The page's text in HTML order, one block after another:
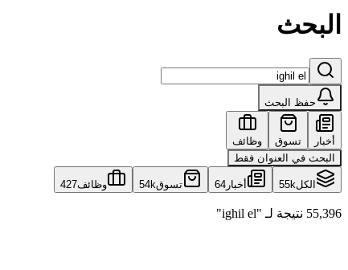
البحث
حفظ البحث
أخبار تسوق
وظائف
البحث في العنوان فقط
الكل55k أخبار 64 تسوق54k وظائف427
55,396 نتيجة لـ "ighil el"